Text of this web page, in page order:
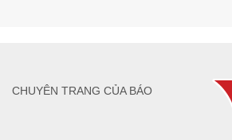
CHUYÊN TRANG CỦA BÁO